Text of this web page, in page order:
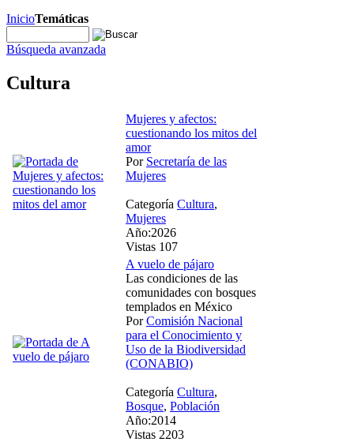
InicioTemáticas
Búsqueda avanzada
Cultura
Mujeres y afectos:
cuestionando los mitos del
amor
Por Secretaría de las
Mujeres
Categoría Cultura,
Mujeres
Año:2026
Vistas 107
A vuelo de pájaro
Las condiciones de las
comunidades con bosques
templados en México
PorComisión Nacional
para el Conocimiento y
Uso de la Biodiversidad
(CONABIO)
Categoría Cultura,
Bosque, Población
Año:2014
Vistas 2203